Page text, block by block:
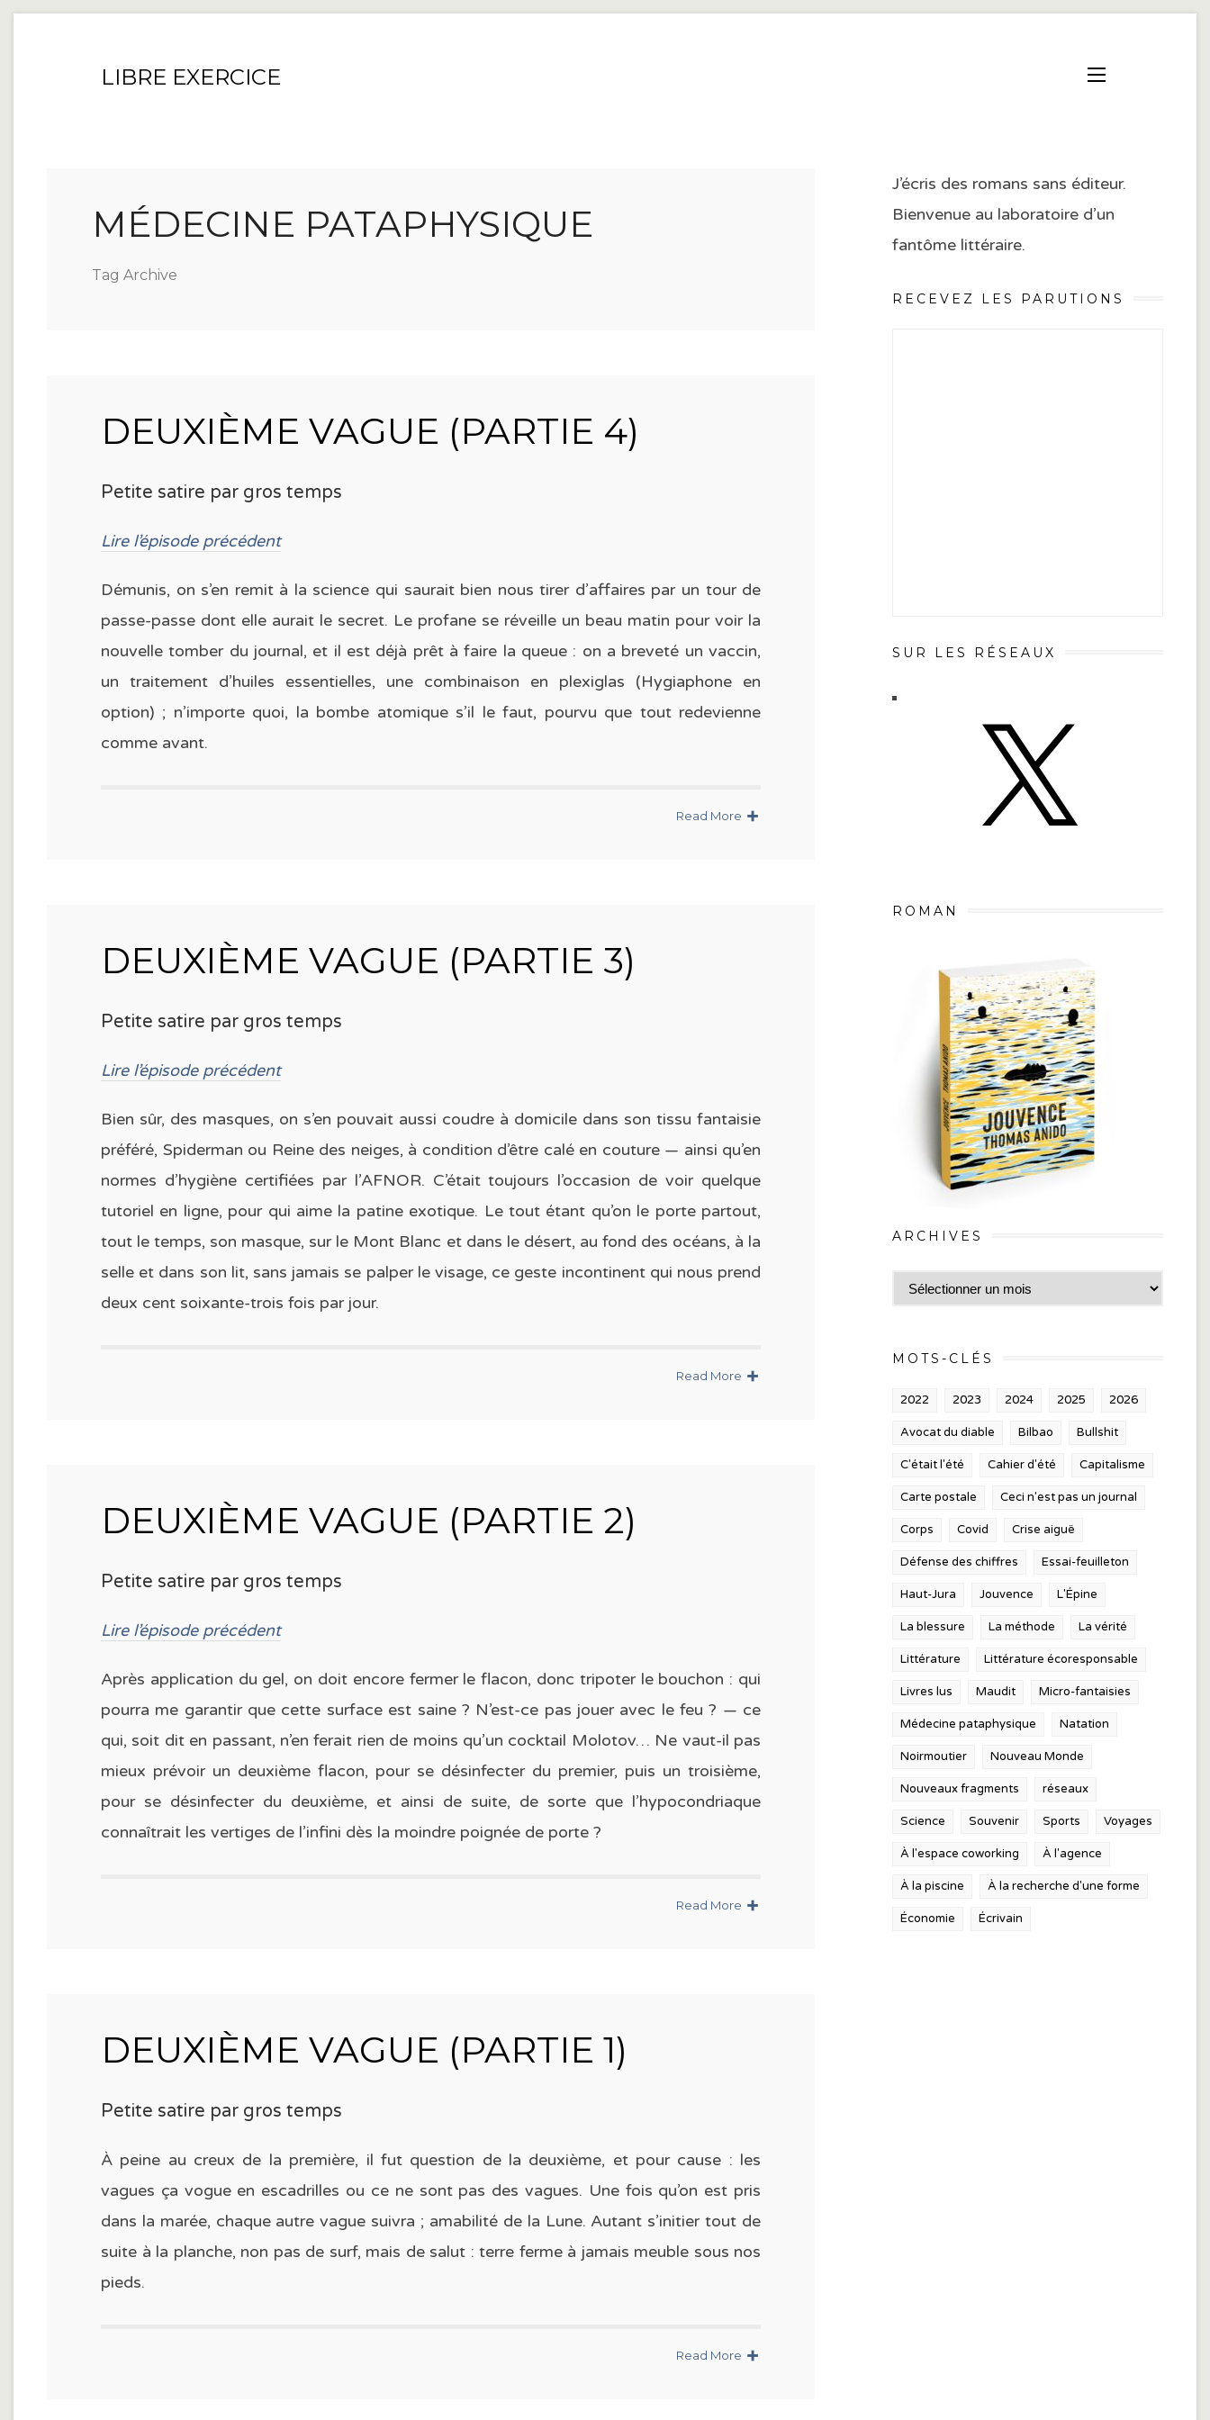
LIBRE EXERCICE
MÉDECINE PATAPHYSIQUE
Tag Archive
DEUXIÈME VAGUE (PARTIE 4)
Petite satire par gros temps
Lire l’épisode précédent
Démunis, on s’en remit à la science qui saurait bien nous tirer d’affaires par un tour de
passe-passe dont elle aurait le secret. Le profane se réveille un beau matin pour voir la
nouvelle tomber du journal, et il est déjà prêt à faire la queue : on a breveté un vaccin,
un traitement d’huiles essentielles, une combinaison en plexiglas (Hygiaphone en
option) ; n’importe quoi, la bombe atomique s’il le faut, pourvu que tout redevienne
comme avant.
Read More
DEUXIÈME VAGUE (PARTIE 3)
Petite satire par gros temps
Lire l’épisode précédent
Bien sûr, des masques, on s’en pouvait aussi coudre à domicile dans son tissu fantaisie
préféré, Spiderman ou Reine des neiges, à condition d’être calé en couture — ainsi qu’en
normes d’hygiène certifiées par l’AFNOR. C’était toujours l’occasion de voir quelque
tutoriel en ligne, pour qui aime la patine exotique. Le tout étant qu’on le porte partout,
tout le temps, son masque, sur le Mont Blanc et dans le désert, au fond des océans, à la
selle et dans son lit, sans jamais se palper le visage, ce geste incontinent qui nous prend
deux cent soixante-trois fois par jour.
Read More
DEUXIÈME VAGUE (PARTIE 2)
Petite satire par gros temps
Lire l’épisode précédent
Après application du gel, on doit encore fermer le flacon, donc tripoter le bouchon : qui
pourra me garantir que cette surface est saine ? N’est-ce pas jouer avec le feu ? — ce
qui, soit dit en passant, n’en ferait rien de moins qu’un cocktail Molotov… Ne vaut-il pas
mieux prévoir un deuxième flacon, pour se désinfecter du premier, puis un troisième,
pour se désinfecter du deuxième, et ainsi de suite, de sorte que l’hypocondriaque
connaîtrait les vertiges de l’infini dès la moindre poignée de porte ?
Read More
DEUXIÈME VAGUE (PARTIE 1)
Petite satire par gros temps
À peine au creux de la première, il fut question de la deuxième, et pour cause : les
vagues ça vogue en escadrilles ou ce ne sont pas des vagues. Une fois qu’on est pris
dans la marée, chaque autre vague suivra ; amabilité de la Lune. Autant s’initier tout de
suite à la planche, non pas de surf, mais de salut : terre ferme à jamais meuble sous nos
pieds.
Read More
J’écris des romans sans éditeur.
Bienvenue au laboratoire d’un
fantôme littéraire.
RECEVEZ LES PARUTIONS
SUR LES RÉSEAUX
ROMAN
ARCHIVES
Archives
MOTS-CLÉS
2022 2023 2024 2025 2026
Avocat du diable Bilbao Bullshit
C'était l'été Cahier d'été Capitalisme
Carte postale Ceci n'est pas un journal
Corps Covid Crise aiguë
Défense des chiffres Essai-feuilleton
Haut-Jura Jouvence L'Épine
La blessure La méthode La vérité
Littérature Littérature écoresponsable
Livres lus Maudit Micro-fantaisies
Médecine pataphysique Natation
Noirmoutier Nouveau Monde
Nouveaux fragments réseaux
Science Souvenir Sports Voyages
À l'espace coworking À l'agence
À la piscine À la recherche d'une forme
Économie Écrivain